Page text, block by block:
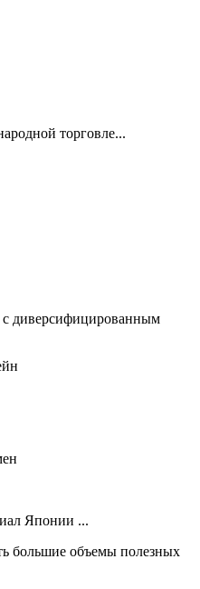
торговле...
диверсифицированным
Японии ...
большие объемы полезных